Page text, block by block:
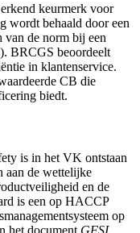
keurmerk voor
wordt behaald door een
van de norm bij een
BRCGS beoordeelt
in klantenservice.
CB die
biedt.
is in het VK ontstaan
aan de wettelijke
en de
is een op HACCP
op
het document GFSI